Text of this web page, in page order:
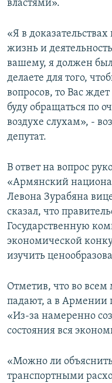
властями».
«Я в
жизнь и
вашему, я должен
делаете для того,
вопросов, то Вас
буду обращаться по
воздухе слухам», -
депутат.
В ответ на вопрос
«Армянский
Левона Зурабяна
сказал, что
Государственную
экономической
изучить
Отметив, что во
падают, а в Армении
«Из-за намеренно
состояния вся
«Можно ли
транспортными